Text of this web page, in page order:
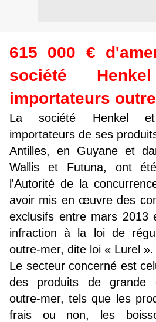
615 000 €
société
importateurs
La société Henkel
importateurs de ses
Antilles, en Guyane et
Wallis et Futuna, ont
l'Autorité de la
avoir mis en œuvre des
exclusifs entre mars 2013
infraction à la loi de
outre-mer, dite loi « Lurel ».
Le secteur concerné est
des produits de grande
outre-mer, tels que les
frais ou non, les